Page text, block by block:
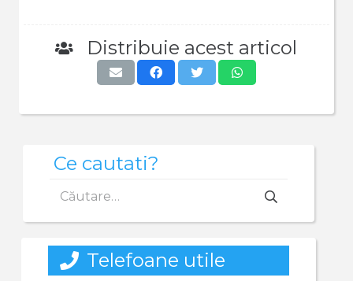
Distribuie acest articol
Ce cautati?
după:
Telefoane utile